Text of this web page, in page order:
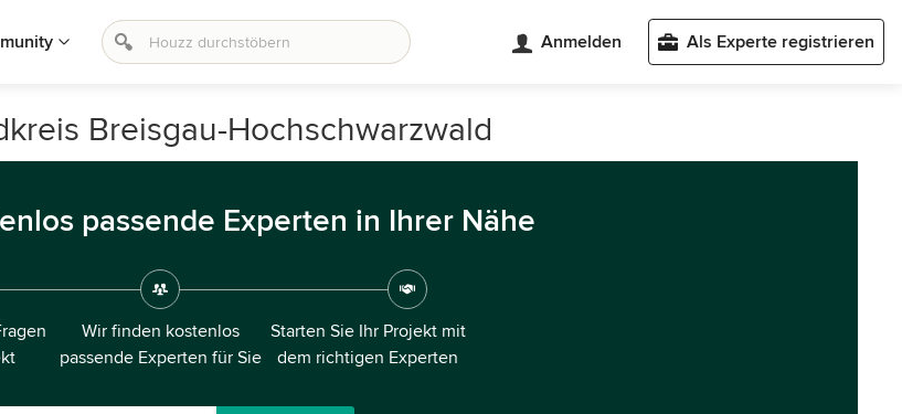
Anmelden Als Experte registrieren
Breisgau-Hochschwarzwald
passende Experten in Ihrer Nähe
Wir finden kostenlos
passende Experten für Sie
Starten Sie Ihr Projekt mit
dem richtigen Experten